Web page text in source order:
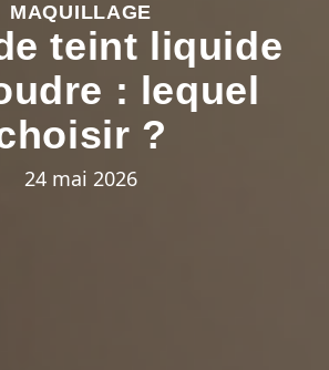
MAQUILLAGE
teint liquide
: lequel
?
24 mai 2026